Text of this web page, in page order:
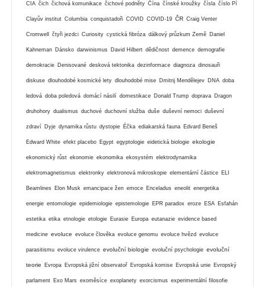
CIA čich čichová komunikace čichové podněty Čína čínské kroužky čísla číslo Pí
Clayův institut Columbia conquistadoři COVID COVID-19 ČR Craig Venter
Cromwell čtyři jezdci Curiosity cystická fibróza dálkový průzkum Země Daniel
Kahneman Dánsko darwinismus David Hilbert dědičnost demence demografie
demokracie Denisované desková tektonika dezinformace diagnoza dinosauři
diskuse dlouhodobé kosmické lety dlouhodobé mise Dmitrij Mendělejev DNA doba
ledová doba poledová domácí násilí domestikace Donald Trump doprava Dragon
druhohory dualismus duchové duchovní služba duše duševní nemoci duševní
zdraví Dyje dynamika růstu dystopie Éčka ediakarská fauna Edvard Beneš
Edward White efekt placebo Egypt egyptologie eidetická biologie ekologie
ekonomický růst ekonomie ekonomika ekosystém elektrodynamika
elektromagnetismus elektronky elektronová mikroskopie elementární částice ELI
Beamlines Elon Musk emancipace žen emoce Enceladus eneolit energetika
energie entomologie epidemiologie epistemologie EPR paradox eroze ESA Esfahán
estetika etika etnologie etologie Eurasie Europa eutanazie evidence based
medicine evoluce evoluce člověka evoluce genomu evoluce hvězd evoluce
parasitismu evoluce virulence evoluční biologie evoluční psychologie evoluční
teorie Evropa Evropská jižní observatoř Evropská komise Evropská unie Evropský
parlament Exo Mars exoměsíce exoplanety exorcismus experimentální filosofie